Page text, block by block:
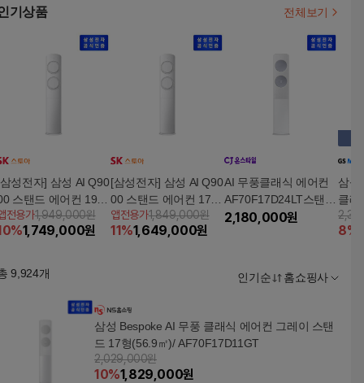
기상품 전체보기
성전자] 삼성 AI Q90
스탠드 에어컨 19형
+ 써
레이터
전용가1,949,000원
%1,749,000원
[삼성전자] 삼성 AI Q90
00 스탠드 에어컨 17형
AF60F17D11GT + 써
큘레이터
앱전용가1,849,000원
11%1,649,000원
AI 무풍클래식 에어컨
AF70F17D24LT스탠드
화이트메탈릭블루
2,180,000원
삼성
클래
8%
9,924개 인기순 홈쇼핑사
삼성 Bespoke AI 무풍 클래식 에어컨 그레이 스탠
드 17형(56.9㎡)/ AF70F17D11GT
2,029,000원
10%1,829,000원